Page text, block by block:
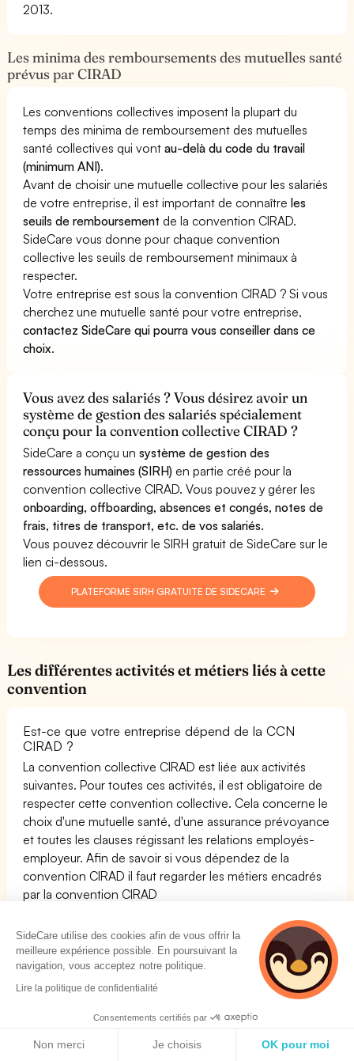
2013.
Les minima des remboursements des mutuelles santé
prévus par CIRAD
Les conventions collectives imposent la plupart du
temps des minima de remboursement des mutuelles
santé collectives qui vontau-delà du code du travail
(minimum ANI).
Avant de choisir une mutuelle collective pour les salariés
de votre entreprise, il est important de connaîtreles
seuils de remboursement de la convention CIRAD.
SideCare vous donne pour chaque convention
collective les seuils de remboursement minimaux à
respecter.
Votre entreprise est sous la convention CIRAD ? Si vous
cherchez une mutuelle santé pour votre entreprise,
contactez SideCare qui pourra vous conseiller dans ce
choix.
Vous avez des salariés ? Vous désirez avoir un
système de gestion des salariés spécialement
conçu pour la convention collective CIRAD ?
SideCare a conçu unsystème de gestion des
ressources humaines (SIRH) en partie créé pour la
convention collective CIRAD. Vous pouvez y gérer les
onboarding, offboarding, absences et congés, notes de
frais, titres de transport, etc. de vos salariés.
Vous pouvez découvrir le SIRH gratuit de SideCare sur le
lien ci-dessous.
PLATEFORME SIRH GRATUITE DE SIDECARE
Les différentes activités et métiers liés à cette
convention
Est-ce que votre entreprise dépend de la CCN
CIRAD ?
La convention collective CIRAD est liée aux activités
suivantes. Pour toutes ces activités, il est obligatoire de
respecter cette convention collective. Cela concerne le
choix d'une mutuelle santé, d'une assurance prévoyance
et toutes les clauses régissant les relations employés-
employeur. Afin de savoir si vous dépendez de la
convention CIRAD il faut regarder les métiers encadrés
par la convention CIRAD
Aucune activité liée spécialement à cette convention
collective. La convention collective CIRAD doit être trop
petite en nombre de salariés pour faire des statistiques
Attention, les conventions collectives sont actuellement
en cours de fusion sous la pression de l'État français afin
SideCare utilise des cookies afin de vous offrir la
meilleure expérience possible. En poursuivant la
navigation, vous acceptez notre politique.
Lire la politique de confidentialité
Consentements certifiés par
Non merci Je choisis OK pour moi